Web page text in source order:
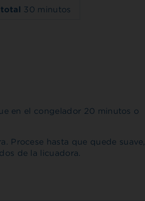
30 minutos
en el congelador 20 minutos o
Procese hasta que quede suave,
de la licuadora.